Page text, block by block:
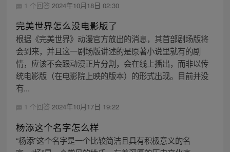
1 个回答 2024年10月18日 02:30
完美世界怎么没电影版了
根据《完美世界》动漫官方放出的消息，其首部剧场版将
会到来，并且这一剧场版讲述的是原著小说里就有的剧
情，应该不会跟动漫正片分割，会在线上播出，而非以传
统电影版（在电影院上映的版本）的形式出现。目前并没
有...
1 个回答 2024年10月17日 19:22
杨添这个名字怎么样
“杨添”这个名字是一个比较简洁且具有积极意义的名